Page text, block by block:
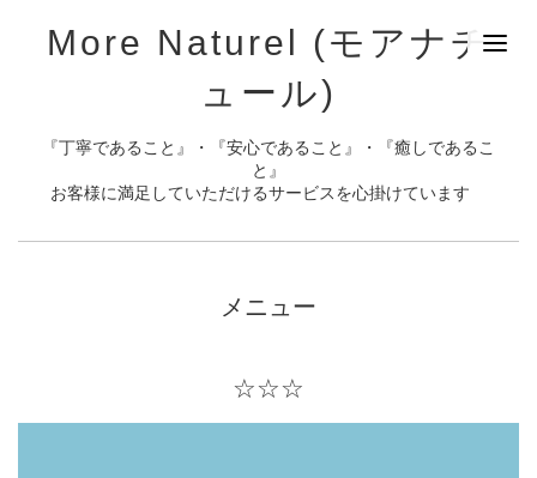
More Naturel (モアナチ
ュール)
『丁寧であること』・『安心であること』・『癒しであるこ
と』
お客様に満足していただけるサービスを心掛けています
メニュー
☆☆☆